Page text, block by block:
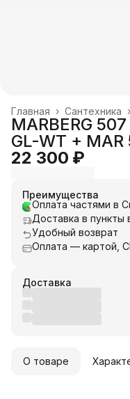
Сантехника ›
Главная ›
MARBERG
GL-WT +
22 300 ₽
Преимущества
Оплата частями в
Доставка в
Удобный возврат
Оплата — картой,
Доставка
О товаре